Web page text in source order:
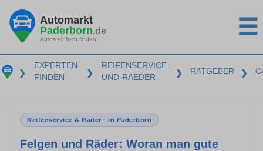
Automarkt
Paderborn.de
Autos einfach finden ☰
❯
EXPERTEN-
FINDEN
❯
REIFENSERVICE-
UND-RAEDER
❯ RATGEBER ❯
Reifenservice & Räder · in Paderborn
Felgen und Räder: Woran man gute